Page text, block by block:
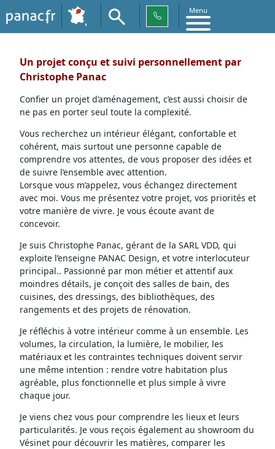
Menu
Un projet conçu et suivi personnellement par
Christophe Panac
Confier un projet d’aménagement, c’est aussi choisir de
ne pas en porter seul toute la complexité.
Vous recherchez un intérieur élégant, confortable et
cohérent, mais surtout une personne capable de
comprendre vos attentes, de vous proposer des idées et
de suivre l’ensemble avec attention.
Lorsque vous m’appelez, vous échangez directement
avec moi. Vous me présentez votre projet, vos priorités et
votre manière de vivre. Je vous écoute avant de
concevoir.
Je suis Christophe Panac, gérant de la SARL VDD, qui
exploite l’enseigne PANAC Design, et votre interlocuteur
principal.. Passionné par mon métier et attentif aux
moindres détails, je conçoit des salles de bain, des
cuisines, des dressings, des bibliothèques, des
rangements et des projets de rénovation.
Je réfléchis à votre intérieur comme à un ensemble. Les
volumes, la circulation, la lumière, le mobilier, les
matériaux et les contraintes techniques doivent servir
une même intention : rendre votre habitation plus
agréable, plus fonctionnelle et plus simple à vivre
chaque jour.
Je viens chez vous pour comprendre les lieux et leurs
particularités. Je vous reçois également au showroom du
Vésinet pour découvrir les matières, comparer les